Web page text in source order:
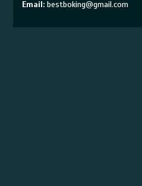
Email bestboking@gmail.com